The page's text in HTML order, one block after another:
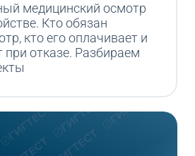
медицинский осмотр
Кто обязан
кто его оплачивает и
при отказе. Разбираем